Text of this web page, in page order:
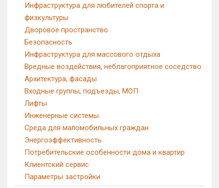
Инфраструктура для любителей спорта и
физкультуры
Дворовое пространство
Безопасность
Инфраструктура для массового отдыха
Вредные воздействия, неблагоприятное соседство
Архитектура, фасады
Входные группы, подъезды, МОП
Лифты
Инженерные системы
Среда для маломобильных граждан
Энергоэффективность
Потребительские особенности дома и квартир
Клиентский сервис
Параметры застройки